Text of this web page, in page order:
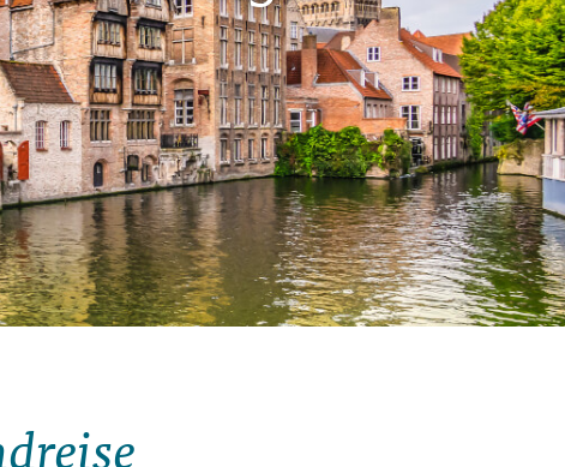
Zypern
Beratung+49 (0) 431 5446-0 Reisefinder öffnen
Beratung+49 (0) 431 5446-0 Reisefinder öffnen
Beratung+49 (0) 431 5446-0 Reisefinder öffnen